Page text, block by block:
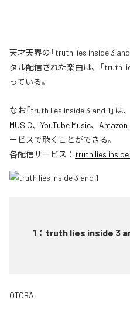
天才天界の「truth lies inside 3
タル配信された楽曲は、「truth
っている。
なお「truth lies inside 3 and 1 」は、
MUSIC、 YouTube Music、 Amazon
ービスで聴くことができる。
各配信サービス： truth lies inside
1 ： truth lies inside 3
OTOBA